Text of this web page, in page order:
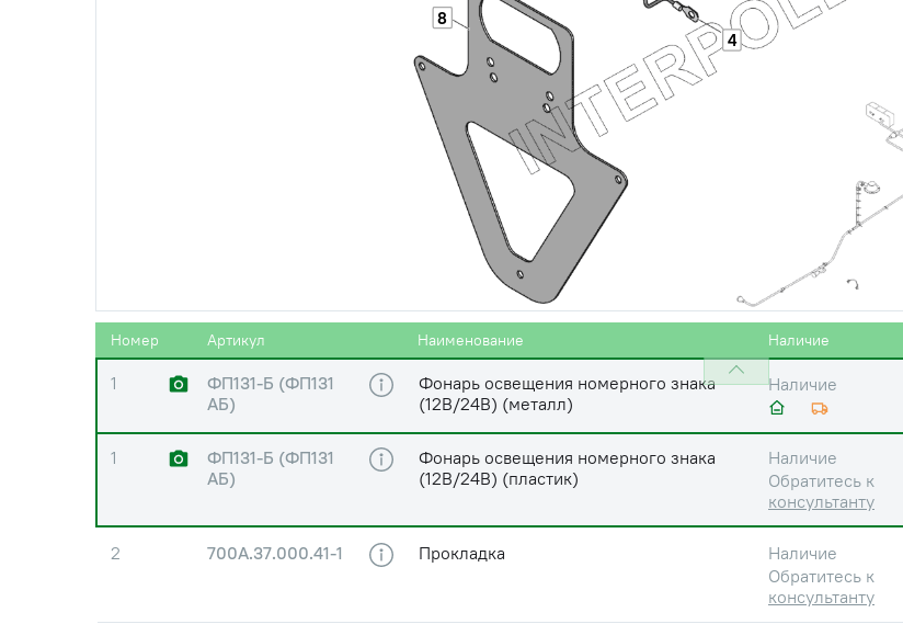
4
8
Номер Артикул Наименование Наличие
1
ФП131-Б (ФП131
АБ)
Фонарь освещения номерного знака
(12В/24В) (металл)
Наличие
1
ФП131-Б (ФП131
АБ)
Фонарь освещения номерного знака
(12В/24В) (пластик)
Наличие
Обратитесь к
консультанту
2 700А.37.000.41-1 Прокладка
Наличие
Обратитесь к
консультанту